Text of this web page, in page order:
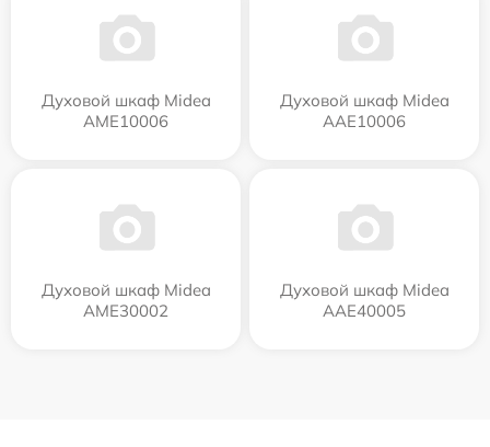
Духовой шкаф Midea
AME10006
Духовой шкаф Midea
AAE10006
Духовой шкаф Midea
AME30002
Духовой шкаф Midea
AAE40005